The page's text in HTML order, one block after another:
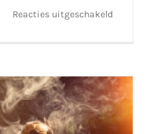
Reacties uitgeschakeld
30
juni
2024